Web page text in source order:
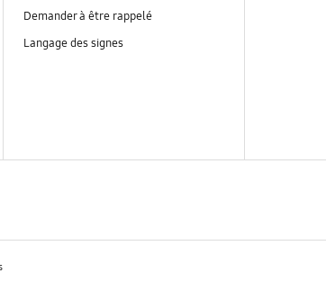
Demander à être rappelé
Langage des signes